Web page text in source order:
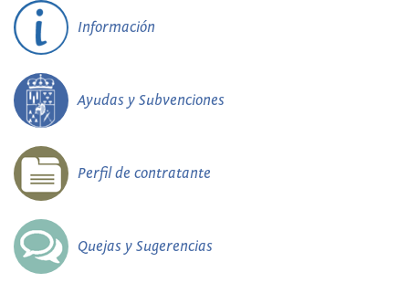
Información
Ayudas y Subvenciones
Perfil de contratante
Quejas y Sugerencias